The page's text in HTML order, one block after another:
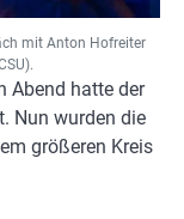
mit Anton Hofreiter
Abend hatte der
Nun wurden die
größeren Kreis